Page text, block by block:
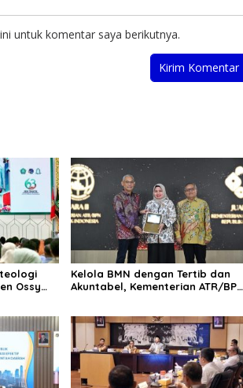
untuk komentar saya berikutnya.
Ossy
Kelola BMN dengan Tertib dan
Akuntabel, Kementerian ATR/BPN